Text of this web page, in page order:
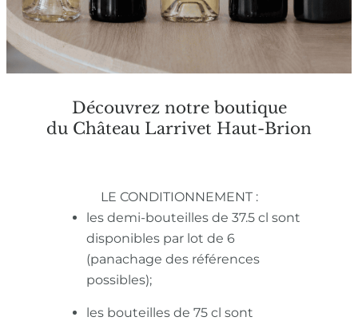
Découvrez notre boutique
du Château Larrivet Haut-Brion
LE CONDITIONNEMENT :
les demi-bouteilles de 37.5 cl sont
disponibles par lot de 6
(panachage des références
possibles);
les bouteilles de 75 cl sont